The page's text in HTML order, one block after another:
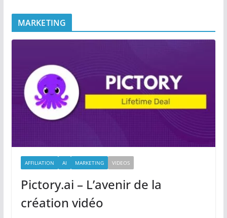
MARKETING
AFFILIATION AI MARKETING VIDEOS
Pictory.ai – L’avenir de la
création vidéo